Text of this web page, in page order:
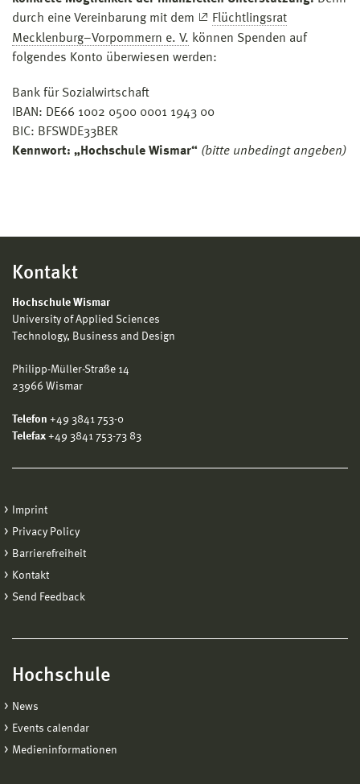
durch eine Vereinbarung mit dem
Flüchtlingsrat
Mecklenburg–Vorpommern e. V. können Spenden auf
folgendes Konto überwiesen werden:
Bank für Sozialwirtschaft
IBAN: DE66 1002 0500 0001 1943 00
BIC: BFSWDE33BER
Kennwort: „Hochschule Wismar“ (bitte unbedingt angeben)
Kontakt
Hochschule Wismar
University of Applied Sciences
Technology, Business and Design
Philipp-Müller-Straße 14
23966 Wismar
Telefon +49 3841 753-0
Telefax +49 3841 753-73 83
Imprint
Privacy Policy
Barrierefreiheit
Kontakt
Send Feedback
Hochschule
News
Events calendar
Medieninformationen